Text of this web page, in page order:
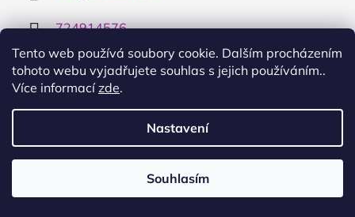
Tento web používá soubory cookie. Dalším procházením
tohoto webu vyjadřujete souhlas s jejich používáním..
Více informacízde.
Nastavení
Souhlasím
724914576
Informace pro vás
Podmínky ochrany osobních údajů